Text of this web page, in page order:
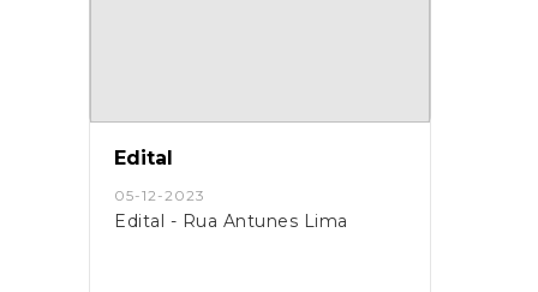
Edital
05-12-2023
Edital - Rua Antunes Lima